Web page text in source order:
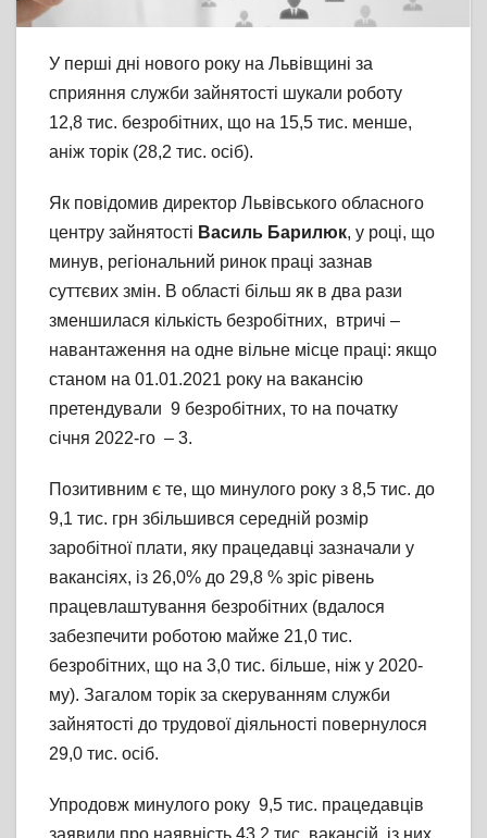
У перші дні нового року на Львівщині за
сприяння служби зайнятості шукали роботу
12,8 тис. безробітних, що на 15,5 тис. менше,
аніж торік (28,2 тис. осіб).
Як повідомив директор Львівського обласного
центру зайнятості Василь Барилюк, у році, що
минув, регіональний ринок праці зазнав
суттєвих змін. В області більш як в два рази
зменшилася кількість безробітних, втричі –
навантаження на одне вільне місце праці: якщо
станом на 01.01.2021 року на вакансію
претендували 9 безробітних, то на початку
січня 2022-го – 3.
Позитивним є те, що минулого року з 8,5 тис. до
9,1 тис. грн збільшився середній розмір
заробітної плати, яку працедавці зазначали у
вакансіях, із 26,0% до 29,8 % зріс рівень
працевлаштування безробітних (вдалося
забезпечити роботою майже 21,0 тис.
безробітних, що на 3,0 тис. більше, ніж у 2020-
му). Загалом торік за скеруванням служби
зайнятості до трудової діяльності повернулося
29,0 тис. осіб.
Упродовж минулого року 9,5 тис. працедавців